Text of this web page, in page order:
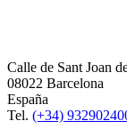
Calle de Sant Joan
08022 Barcelona
España
Tel. (+34)